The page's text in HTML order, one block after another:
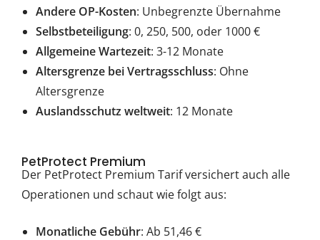
Andere OP-Kosten: Unbegrenzte Übernahme
Selbstbeteiligung: 0, 250, 500, oder 1000 €
Allgemeine Wartezeit: 3-12 Monate
Altersgrenze bei Vertragsschluss: Ohne
Altersgrenze
Auslandsschutz weltweit: 12 Monate
PetProtect Premium
Der PetProtect Premium Tarif versichert auch alle
Operationen und schaut wie folgt aus:
Monatliche Gebühr: Ab 51,46 €